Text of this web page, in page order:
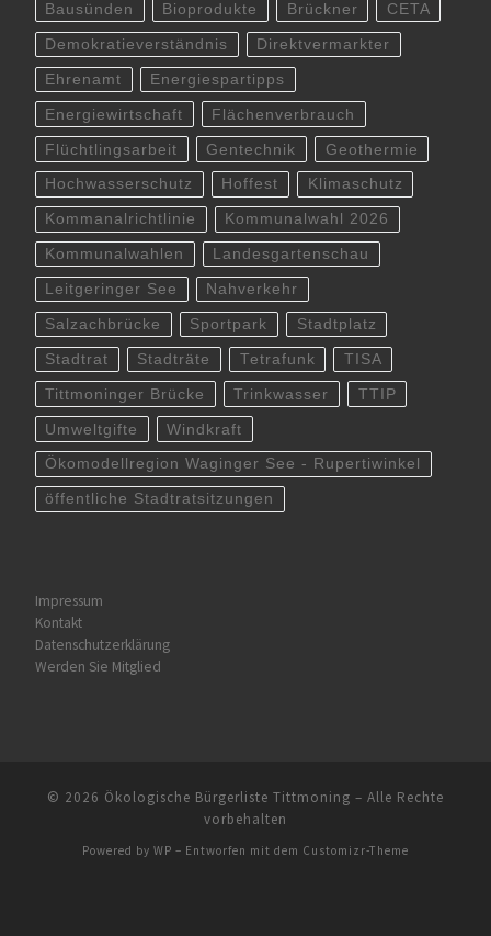
Bausünden Bioprodukte Brückner CETA
Demokratieverständnis Direktvermarkter
Ehrenamt Energiespartipps
Energiewirtschaft Flächenverbrauch
Flüchtlingsarbeit Gentechnik Geothermie
Hochwasserschutz Hoffest Klimaschutz
Kommanalrichtlinie Kommunalwahl 2026
Kommunalwahlen Landesgartenschau
Leitgeringer See Nahverkehr
Salzachbrücke Sportpark Stadtplatz
Stadtrat Stadträte Tetrafunk TISA
Tittmoninger Brücke Trinkwasser TTIP
Umweltgifte Windkraft
Ökomodellregion Waginger See - Rupertiwinkel
öffentliche Stadtratsitzungen
Impressum
Kontakt
Datenschutzerklärung
Werden Sie Mitglied
© 2026 Ökologische Bürgerliste Tittmoning – Alle Rechte
vorbehalten
Powered by WP – Entworfen mit dem Customizr-Theme